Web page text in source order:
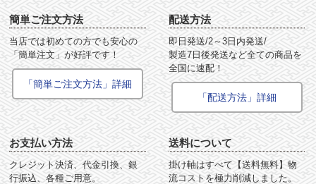
簡単ご注文方法
当店では初めての方でも安心の
「簡単注文」が好評です！
「簡単ご注文方法」詳細
配送方法
即日発送/2～3日内発送/
製造7日後発送など全ての商品を
全国に速配！
「配送方法」詳細
お支払い方法
クレジット決済、代金引換、銀
行振込、各種ご用意。
送料について
掛け軸はすべて【送料無料】物
流コストを極力削減しました。